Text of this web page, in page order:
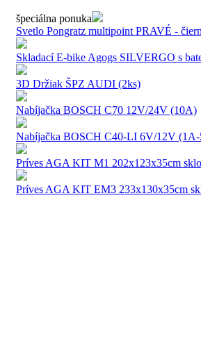
špeciálna ponuka
Svetlo Pongratz multipoint PRAVÉ -
Skladací E-bike Agogs SILVERGO s
3D Držiak ŠPZ AUDI (2ks)
Nabíjačka BOSCH C70 12V/24V (10A)
Nabíjačka BOSCH C40-LI 6V/12V
Príves AGA KIT M1 202x123x35cm
Príves AGA KIT EM3 233x130x35cm